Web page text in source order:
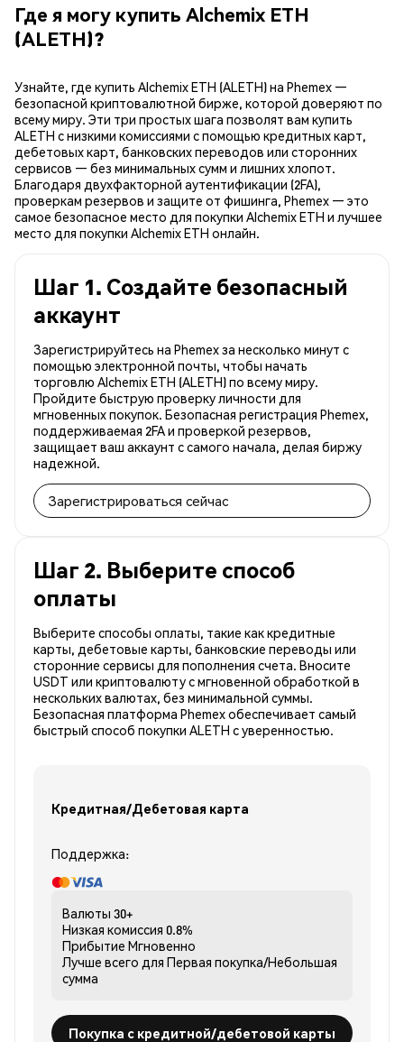
Где я могу купить Alchemix ETH
(ALETH)?
Узнайте, где купить Alchemix ETH (ALETH) на Phemex —
безопасной криптовалютной бирже, которой доверяют по
всему миру. Эти три простых шага позволят вам купить
ALETH с низкими комиссиями с помощью кредитных карт,
дебетовых карт, банковских переводов или сторонних
сервисов — без минимальных сумм и лишних хлопот.
Благодаря двухфакторной аутентификации (2FA),
проверкам резервов и защите от фишинга, Phemex — это
самое безопасное место для покупки Alchemix ETH и лучшее
место для покупки Alchemix ETH онлайн.
Шаг 1. Создайте безопасный
аккаунт
Зарегистрируйтесь на Phemex за несколько минут с
помощью электронной почты, чтобы начать
торговлю Alchemix ETH (ALETH) по всему миру.
Пройдите быструю проверку личности для
мгновенных покупок. Безопасная регистрация Phemex,
поддерживаемая 2FA и проверкой резервов,
защищает ваш аккаунт с самого начала, делая биржу
надежной.
Зарегистрироваться сейчас
Шаг 2. Выберите способ
оплаты
Выберите способы оплаты, такие как кредитные
карты, дебетовые карты, банковские переводы или
сторонние сервисы для пополнения счета. Вносите
USDT или криптовалюту с мгновенной обработкой в
нескольких валютах, без минимальной суммы.
Безопасная платформа Phemex обеспечивает самый
быстрый способ покупки ALETH с уверенностью.
Кредитная/Дебетовая карта
Поддержка:
Валюты 30+
Низкая комиссия 0.8%
Прибытие Мгновенно
Лучше всего для Первая покупка/Небольшая
сумма
Покупка с кредитной/дебетовой карты